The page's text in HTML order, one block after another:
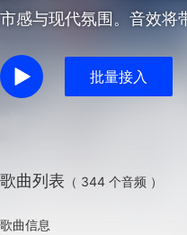
市感与现代氛围。音效将
批量接入
歌曲列表 （ 344 个音频 ）
歌曲信息